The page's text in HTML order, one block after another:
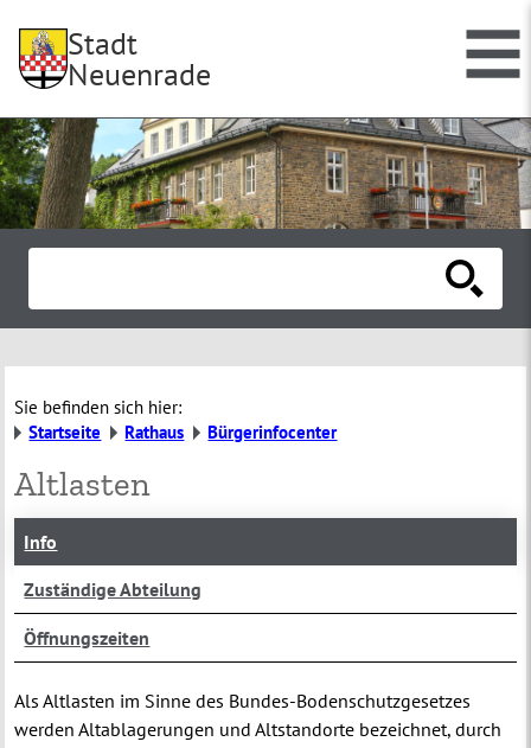
Stadt
Neuenrade
Sie befinden sich hier:
Startseite
Rathaus Bürgerinfocenter
Altlasten
Info
Zuständige Abteilung
Öffnungszeiten
Als Altlasten im Sinne des Bundes-Bodenschutzgesetzes
werden Altablagerungen und Altstandorte bezeichnet, durch